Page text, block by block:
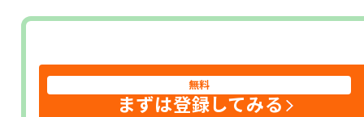
無料
まずは登録してみる